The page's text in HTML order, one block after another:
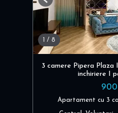
1 / 8
Previous
3 camere Pipera
inchiriere I
Apartament cu 3